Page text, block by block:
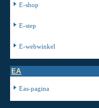
E-shop
E-step
E-webwinkel
EA
Eas-pagina